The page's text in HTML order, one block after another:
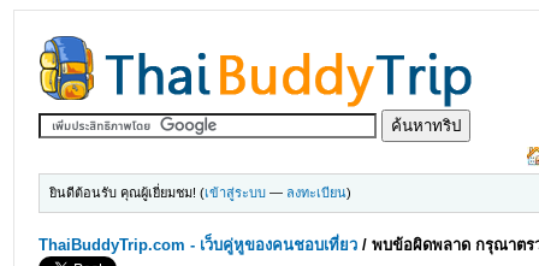
ยินดีต้อนรับ คุณผู้เยี่ยมชม! (เข้าสู่ระบบ — ลงทะเบียน)
ThaiBuddyTrip.com - เว็บคู่หูของคนชอบเที่ยว /พบข้อผิดพลาด กรุณาตร